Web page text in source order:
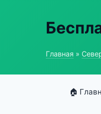
Главная »
🏠